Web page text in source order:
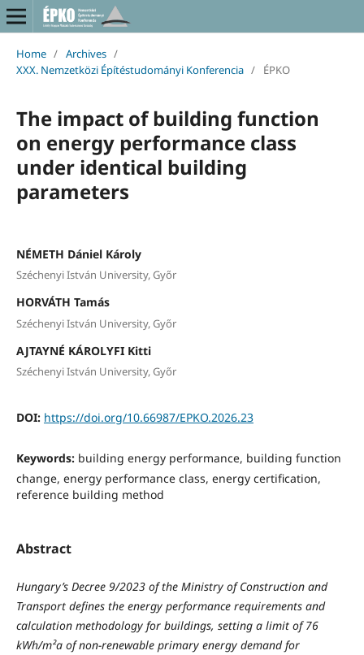
Home / Archives /
XXX. Nemzetközi Építéstudományi Konferencia / ÉPKO
The impact of building function
on energy performance class
under identical building
parameters
NÉMETH Dániel Károly
Széchenyi István University, Győr
HORVÁTH Tamás
Széchenyi István University, Győr
AJTAYNÉ KÁROLYFI Kitti
Széchenyi István University, Győr
DOI: https://doi.org/10.66987/EPKO.2026.23
Keywords: building energy performance, building function
change, energy performance class, energy certification,
reference building method
Abstract
Hungary’s Decree 9/2023 of the Ministry of Construction and
Transport defines the energy performance requirements and
calculation methodology for buildings, setting a limit of 76
kWh/m²a of non-renewable primary energy demand for